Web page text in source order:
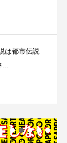
は都市伝説